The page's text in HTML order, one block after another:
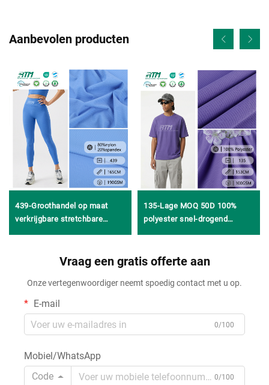
Aanbevolen producten
439-Groothandel op maat
verkrijgbare stretchbare
nylon en spandex voor
135-Lage MOQ 50D 100%
polyester snel-drogend
voor basketbal-uniformen en
Vraag een gratis offerte aan
Onze vertegenwoordiger neemt spoedig contact met u op.
E-mail
0/100
Mobiel/WhatsApp
Code
0/100